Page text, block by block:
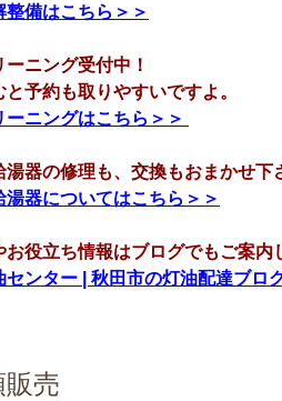
整備はこちら＞＞
ニング受付中！
予約も取りやすいですよ。
ーニングはこちら＞＞
器の修理も、交換もおまかせ下
湯器についてはこちら＞＞
役立ち情報はブログでもご案内
センター | 秋田市の灯油配達ブロ
売